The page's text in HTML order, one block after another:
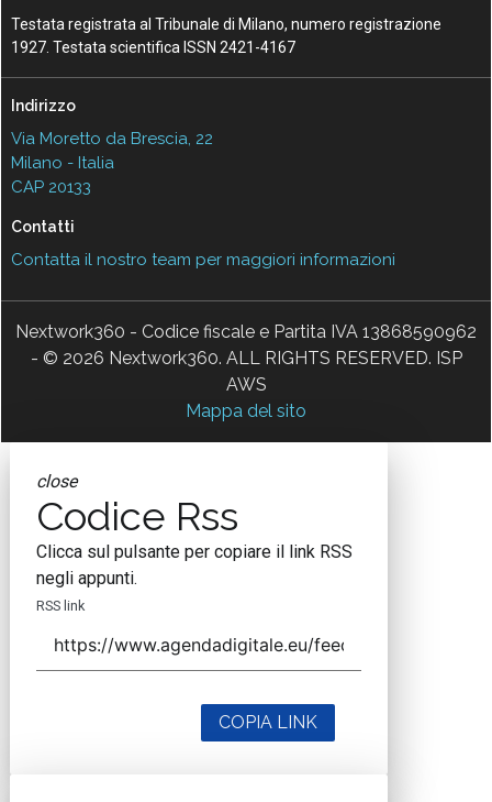
Testata registrata al Tribunale di Milano, numero registrazione
1927. Testata scientifica ISSN 2421-4167
Indirizzo
Via Moretto da Brescia, 22
Milano - Italia
CAP 20133
Contatti
Contatta il nostro team per maggiori informazioni
Nextwork360 - Codice fiscale e Partita IVA 13868590962
- © 2026 Nextwork360. ALL RIGHTS RESERVED. ISP
AWS
Mappa del sito
close
Codice Rss
Clicca sul pulsante per copiare il link RSS
negli appunti.
RSS link
COPIA LINK